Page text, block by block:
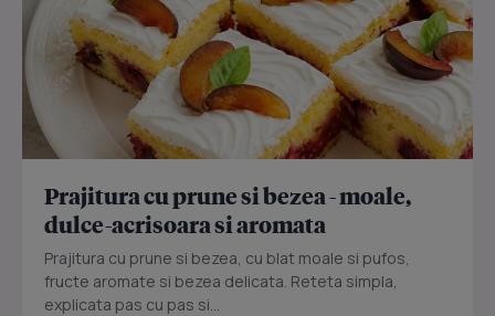
Prajitura cu prune si bezea - moale,
dulce-acrisoara si aromata
Prajitura cu prune si bezea, cu blat moale si pufos,
fructe aromate si bezea delicata. Reteta simpla,
explicata pas cu pas si...